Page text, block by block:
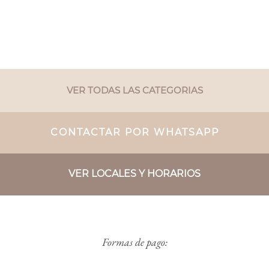
VER TODAS LAS CATEGORIAS
CONTACTAR POR WHATSAPP
VER LOCALES Y HORARIOS
Formas de pago: